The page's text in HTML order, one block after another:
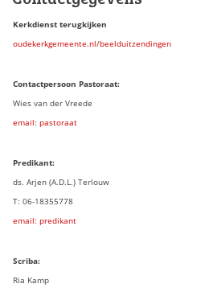
Kerkdienst terugkijken
oudekerkgemeente.nl/beelduitzendingen
Contactpersoon Pastoraat:
Wies van der Vreede
email: pastoraat
Predikant:
ds. Arjen (A.D.L.) Terlouw
T: 06-18355778
email: predikant
Scriba:
Ria Kamp